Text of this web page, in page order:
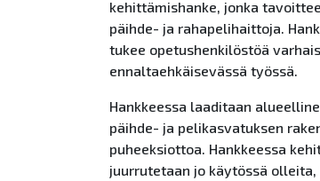
kehittämishanke, jonka
päihde- ja rahapelihaittoja.
tukee opetushenkilöstöä
ennaltaehkäisevässä työssä.
Hankkeessa laaditaan
päihde- ja pelikasvatuksen
puheeksiottoa. Hankkeessa
juurrutetaan jo käytössä